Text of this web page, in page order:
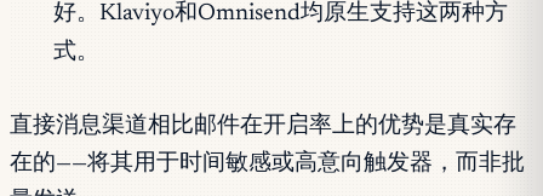
好。Klaviyo和Omnisend均原生支持这两种方
式。
直接消息渠道相比邮件在开启率上的优势是真实存
在的——将其用于时间敏感或高意向触发器，而非批